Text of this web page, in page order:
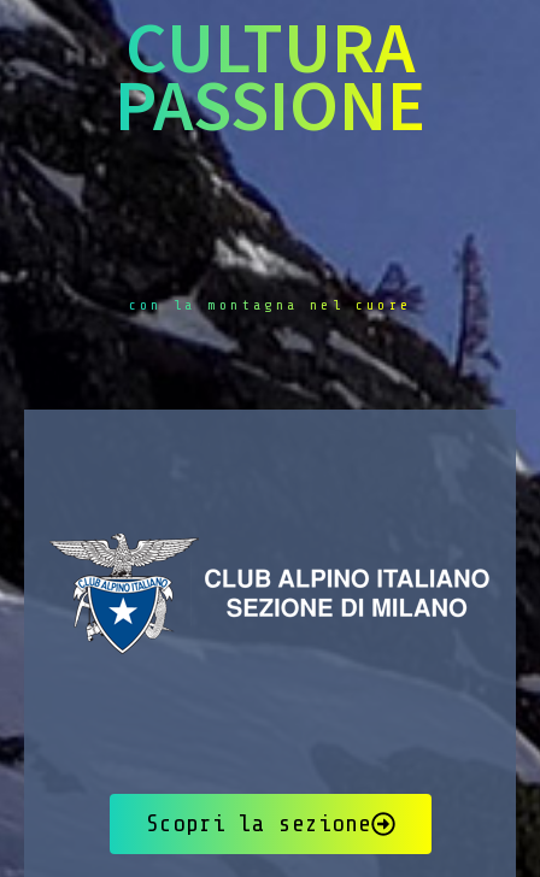
CULTURA
PASSIONE
con la montagna nel cuore
Scopri la sezione